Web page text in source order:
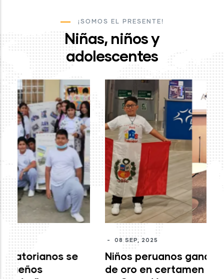
¡SOMOS EL PRESENTE!
Niñas, niños y
adolescentes
Niños peruanos ganan medallas
de oro en certamen internacional